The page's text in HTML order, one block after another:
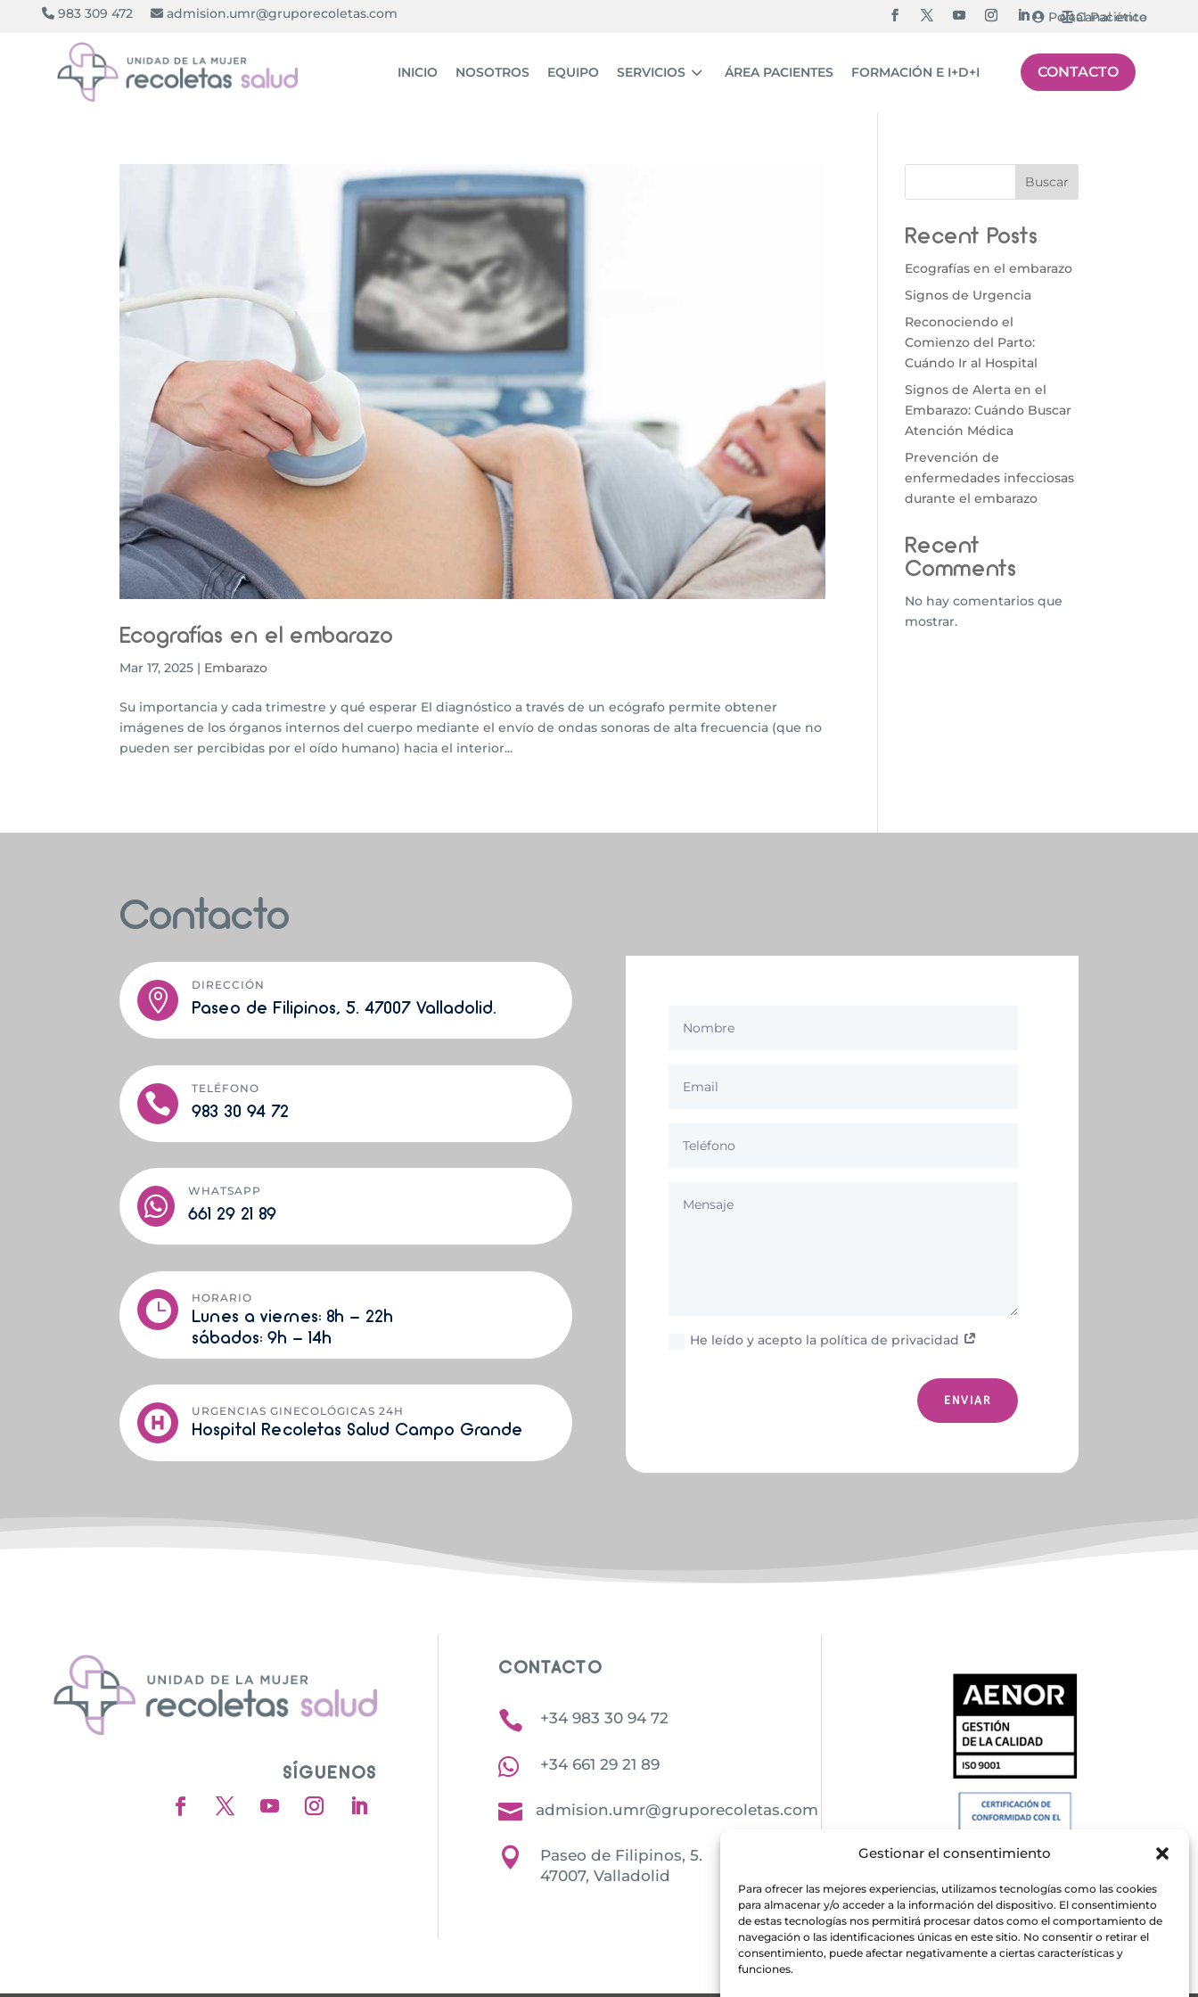
Gestionar el consentimiento
Para ofrecer las mejores experiencias, utilizamos tecnologías como las cookies
para almacenar y/o acceder a la información del dispositivo. El consentimiento
de estas tecnologías nos permitirá procesar datos como el comportamiento de
navegación o las identificaciones únicas en este sitio. No consentir o retirar el
consentimiento, puede afectar negativamente a ciertas características y
funciones.
983 309 472 admision.umr@gruporecoletas.com Portal Paciente
Canal ético
INICIO NOSOTROS EQUIPO SERVICIOS3 ÁREA PACIENTES FORMACIÓN E I+D+I CONTACTO
Ecografías en el embarazo
Mar 17, 2025 | Embarazo
Su importancia y cada trimestre y qué esperar El diagnóstico a través de un ecógrafo permite obtener
imágenes de los órganos internos del cuerpo mediante el envío de ondas sonoras de alta frecuencia (que no
pueden ser percibidas por el oído humano) hacia el interior...
Buscar
Recent Posts
Ecografías en el embarazo
Signos de Urgencia
Reconociendo el
Comienzo del Parto:
Cuándo Ir al Hospital
Signos de Alerta en el
Embarazo: Cuándo Buscar
Atención Médica
Prevención de
enfermedades infecciosas
durante el embarazo
Recent
Comments
No hay comentarios que
mostrar.
Contacto

DIRECCIÓN
Paseo de Filipinos, 5. 47007 Valladolid.

TELÉFONO
983 30 94 72

WHATSAPP
661 29 21 89
 HORARIO
Lunes a viernes: 8h - 22h
sábados: 9h - 14h
 URGENCIAS GINECOLÓGICAS 24H
Hospital Recoletas Salud Campo Grande
He leído y acepto la política de privacidad
ENVIAR
SÍGUENOS
CONTACTO
 +34 983 30 94 72
 +34 661 29 21 89
 admision.umr@gruporecoletas.com

Paseo de Filipinos, 5.
47007, Valladolid